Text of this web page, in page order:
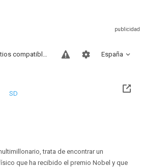
España
Sitios compatibles
SD
trata de encontrar un
que ha recibido el premio Nobel y que